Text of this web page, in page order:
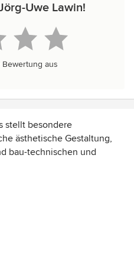
Uwe Lawin!
Bewertung aus
stellt besondere
ästhetische Gestaltung,
bau-technischen und
Bedürfnisse der
zu ermitteln und in die
Die Besonderheiten
Lage,